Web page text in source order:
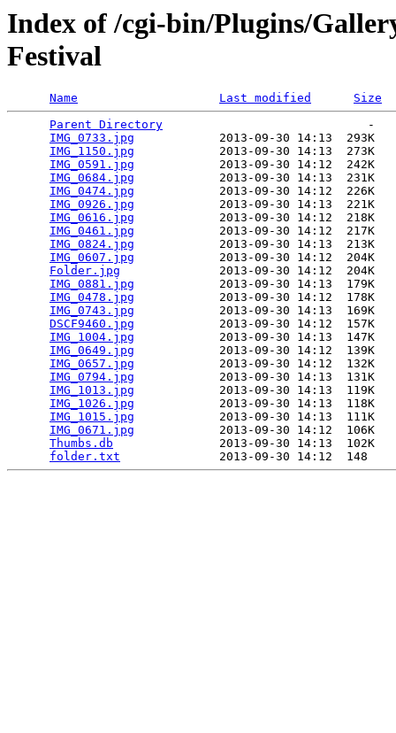
Index of /cgi-bin/Plugins/
Festival
Name Last modified
Size
Parent Directory
                             -
IMG_0733.jpg
            2013-09-30 14:13  293K
IMG_1150.jpg
            2013-09-30 14:13  273K
IMG_0591.jpg
            2013-09-30 14:12  242K
IMG_0684.jpg
            2013-09-30 14:13  231K
IMG_0474.jpg
            2013-09-30 14:12  226K
IMG_0926.jpg
            2013-09-30 14:13  221K
IMG_0616.jpg
            2013-09-30 14:12  218K
IMG_0461.jpg
            2013-09-30 14:12  217K
IMG_0824.jpg
            2013-09-30 14:13  213K
IMG_0607.jpg
            2013-09-30 14:12  204K
Folder.jpg
              2013-09-30 14:12  204K
IMG_0881.jpg
            2013-09-30 14:13  179K
IMG_0478.jpg
            2013-09-30 14:12  178K
IMG_0743.jpg
            2013-09-30 14:13  169K
DSCF9460.jpg
            2013-09-30 14:12  157K
IMG_1004.jpg
            2013-09-30 14:13  147K
IMG_0649.jpg
            2013-09-30 14:12  139K
IMG_0657.jpg
            2013-09-30 14:12  132K
IMG_0794.jpg
            2013-09-30 14:13  131K
IMG_1013.jpg
            2013-09-30 14:13  119K
IMG_1026.jpg
            2013-09-30 14:13  118K
IMG_1015.jpg
            2013-09-30 14:13  111K
IMG_0671.jpg
            2013-09-30 14:12  106K
Thumbs.db
               2013-09-30 14:13  102K
folder.txt